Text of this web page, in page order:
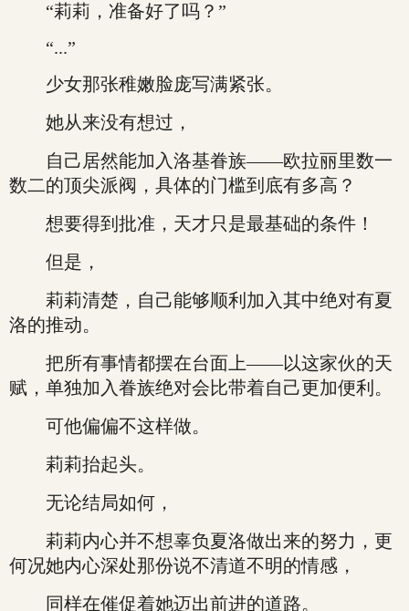
“莉莉，准备好了吗？”
“...”
少女那张稚嫩脸庞写满紧张。
她从来没有想过，
自己居然能加入洛基眷族——欧拉丽里数一
数二的顶尖派阀，具体的门槛到底有多高？
想要得到批准，天才只是最基础的条件！
但是，
莉莉清楚，自己能够顺利加入其中绝对有夏
洛的推动。
把所有事情都摆在台面上——以这家伙的天
赋，单独加入眷族绝对会比带着自己更加便利。
可他偏偏不这样做。
莉莉抬起头。
无论结局如何，
莉莉内心并不想辜负夏洛做出来的努力，更
何况她内心深处那份说不清道不明的情感，
同样在催促着她迈出前进的道路。